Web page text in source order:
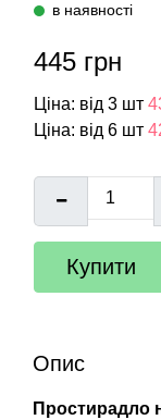
в наявності
445 грн
Ціна: від 3 шт
Ціна: від 6 шт
Купити
Опис
Простирадло